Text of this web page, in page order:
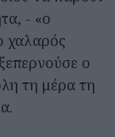
- «ο
χαλαρός
ο
τη μέρα τη